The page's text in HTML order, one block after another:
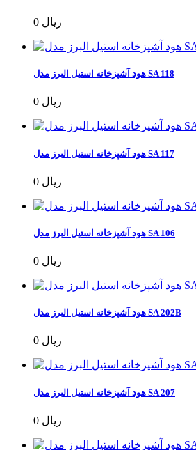
0 ریال
هود آشپزخانه استیل البرز مدل SA 118
0 ریال
هود آشپزخانه استیل البرز مدل SA 117
0 ریال
هود آشپزخانه استیل البرز مدل SA 106
0 ریال
هود آشپزخانه استیل البرز مدل SA 202B
0 ریال
هود آشپزخانه استیل البرز مدل SA 207
0 ریال